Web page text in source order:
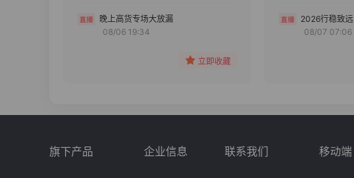
分组
晚上高货专场大放漏
08/06 19:34
立即收藏
2026行稳致远
08/07 07:06
旗下产品 企业信息 联系我们 移动端